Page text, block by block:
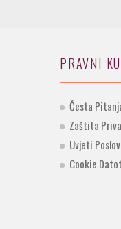
PRAVNI
Česta
Zaštita
Uvjeti
Cookie